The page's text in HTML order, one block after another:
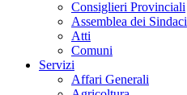
Consiglieri Provinciali
Assemblea dei Sindaci
Atti
Comuni
Servizi
Affari Generali